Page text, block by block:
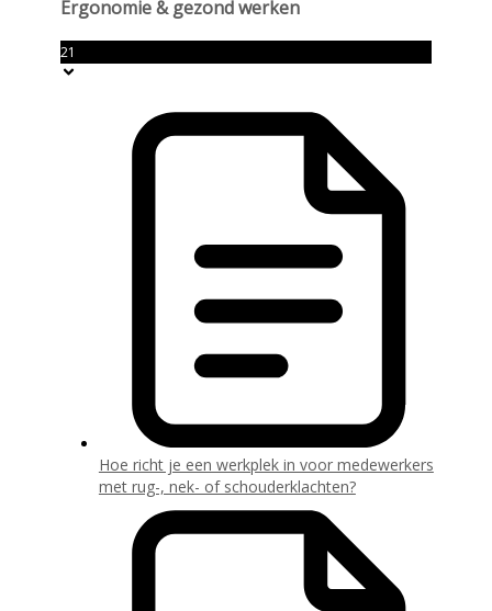
Ergonomie & gezond werken
21
Hoe richt je een werkplek in voor medewerkers
met rug-, nek- of schouderklachten?